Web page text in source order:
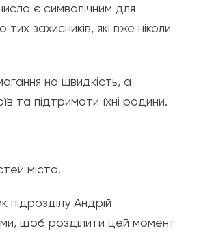
є символічним для
захисників, які вже ніколи
на швидкість, а
та підтримати їхні родини.
міста.
Андрій
щоб розділити цей момент